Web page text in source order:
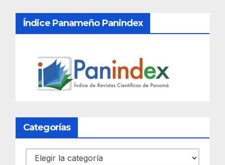
Índice Panameño Panindex
Categorías
Categorías